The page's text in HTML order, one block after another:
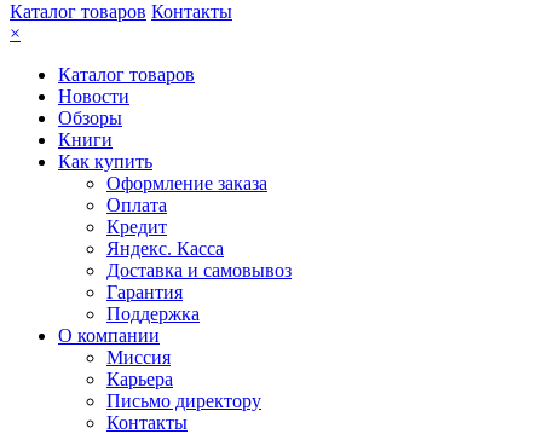
Каталог товаров Контакты
×
Каталог товаров
Новости
Обзоры
Книги
Как купить
Оформление заказа
Оплата
Кредит
Яндекс. Касса
Доставка и самовывоз
Гарантия
Поддержка
О компании
Миссия
Карьера
Письмо директору
Контакты